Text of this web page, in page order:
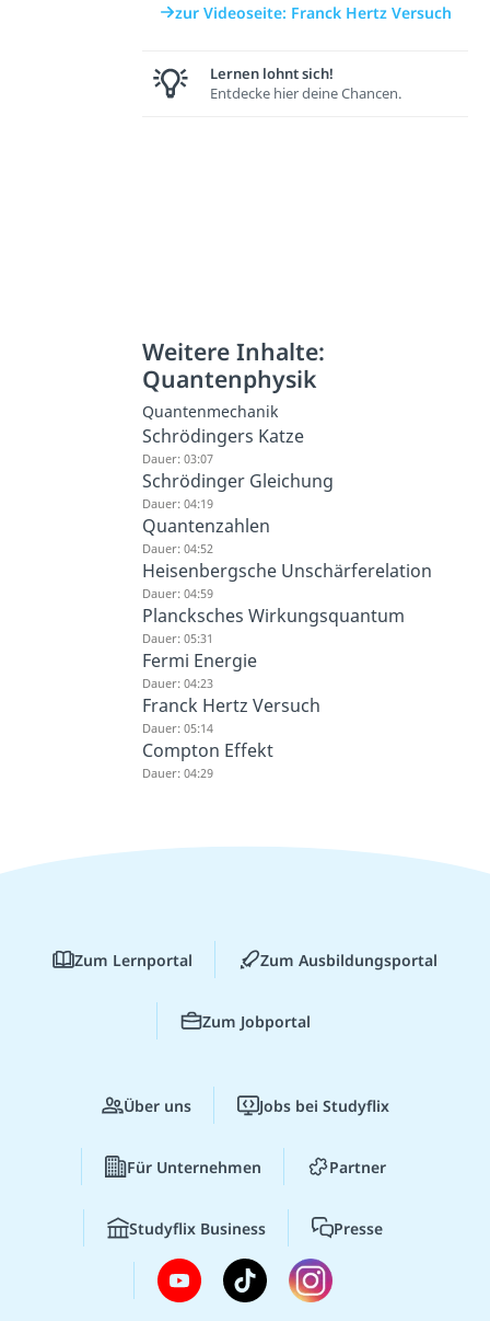
zur Videoseite: Franck Hertz Versuch
Lernen lohnt sich!
Entdecke hier deine Chancen.
Weitere Inhalte:
Quantenphysik
Quantenmechanik
Schrödingers Katze
Dauer: 03:07
Schrödinger Gleichung
Dauer: 04:19
Quantenzahlen
Dauer: 04:52
Heisenbergsche Unschärferelation
Dauer: 04:59
Plancksches Wirkungsquantum
Dauer: 05:31
Fermi Energie
Dauer: 04:23
Franck Hertz Versuch
Dauer: 05:14
Compton Effekt
Dauer: 04:29
Zum Lernportal Zum Ausbildungsportal
Zum Jobportal
Über uns Jobs bei Studyflix
Für Unternehmen Partner
Studyflix Business Presse